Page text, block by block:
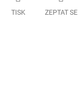
TISK ZEPTAT SE